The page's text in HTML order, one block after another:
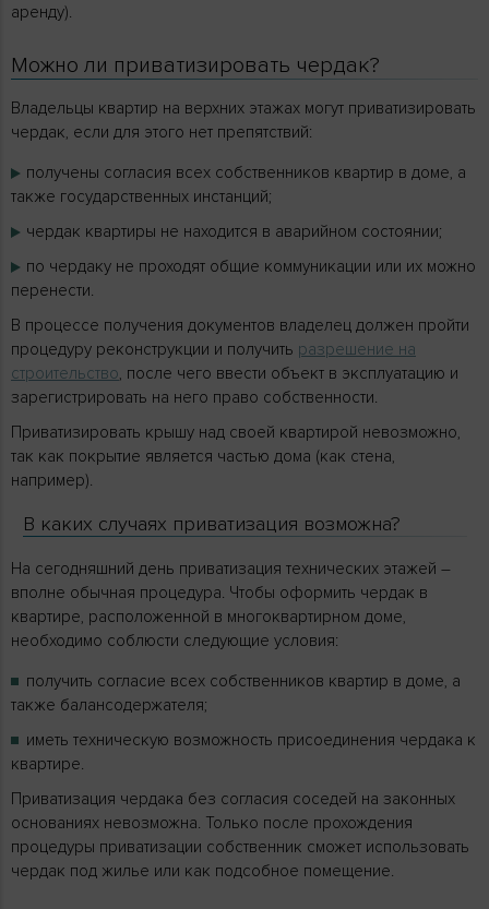
аренду).
Можно ли приватизировать чердак?
Владельцы квартир на верхних этажах могут приватизировать
чердак, если для этого нет препятствий:
получены согласия всех собственников квартир в доме, а
также государственных инстанций;
чердак квартиры не находится в аварийном состоянии;
по чердаку не проходят общие коммуникации или их можно
перенести.
В процессе получения документов владелец должен пройти
процедуру реконструкции и получить разрешение на
строительство, после чего ввести объект в эксплуатацию и
зарегистрировать на него право собственности.
Приватизировать крышу над своей квартирой невозможно,
так как покрытие является частью дома (как стена,
например).
В каких случаях приватизация возможна?
На сегодняшний день приватизация технических этажей –
вполне обычная процедура. Чтобы оформить чердак в
квартире, расположенной в многоквартирном доме,
необходимо соблюсти следующие условия:
получить согласие всех собственников квартир в доме, а
также балансодержателя;
иметь техническую возможность присоединения чердака к
квартире.
Приватизация чердака без согласия соседей на законных
основаниях невозможна. Только после прохождения
процедуры приватизации собственник сможет использовать
чердак под жилье или как подсобное помещение.